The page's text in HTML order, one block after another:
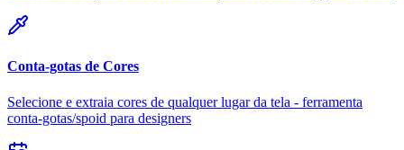
Conta-gotas de Cores
Selecione e extraia cores de qualquer lugar da tela - ferramenta
conta-gotas/spoid para designers